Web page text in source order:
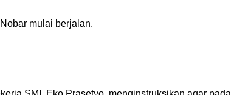
mulai berjalan.